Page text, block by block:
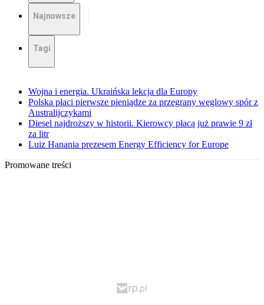
Najnowsze
Tagi
Wojna i energia. Ukraińska lekcja dla Europy
Polska płaci pierwsze pieniądze za przegrany węglowy spór z
Australijczykami
Diesel najdroższy w historii. Kierowcy płacą już prawie 9 zł
za litr
Luiz Hanania prezesem Energy Efficiency for Europe
Promowane treści